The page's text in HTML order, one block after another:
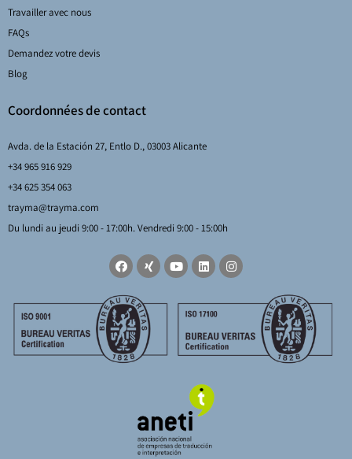
Travailler avec nous
FAQs
Demandez votre devis
Blog
Coordonnées de contact
Avda. de la Estación 27, Entlo D., 03003 Alicante
+34 965 916 929
+34 625 354 063
trayma@trayma.com
Du lundi au jeudi 9:00 - 17:00h. Vendredi 9:00 - 15:00h